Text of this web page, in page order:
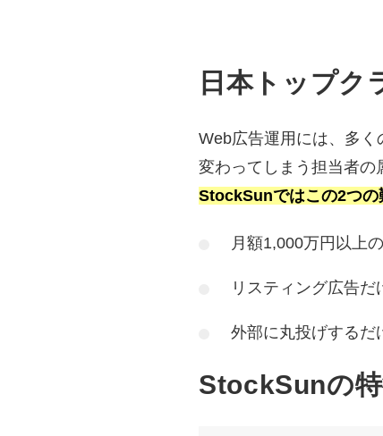
日本トップク
Web広告運用には、多
変わってしまう担当者の
StockSunではこの2つの
月額1,000万円以上
リスティング広告
外部に丸投げするだ
StockSunの